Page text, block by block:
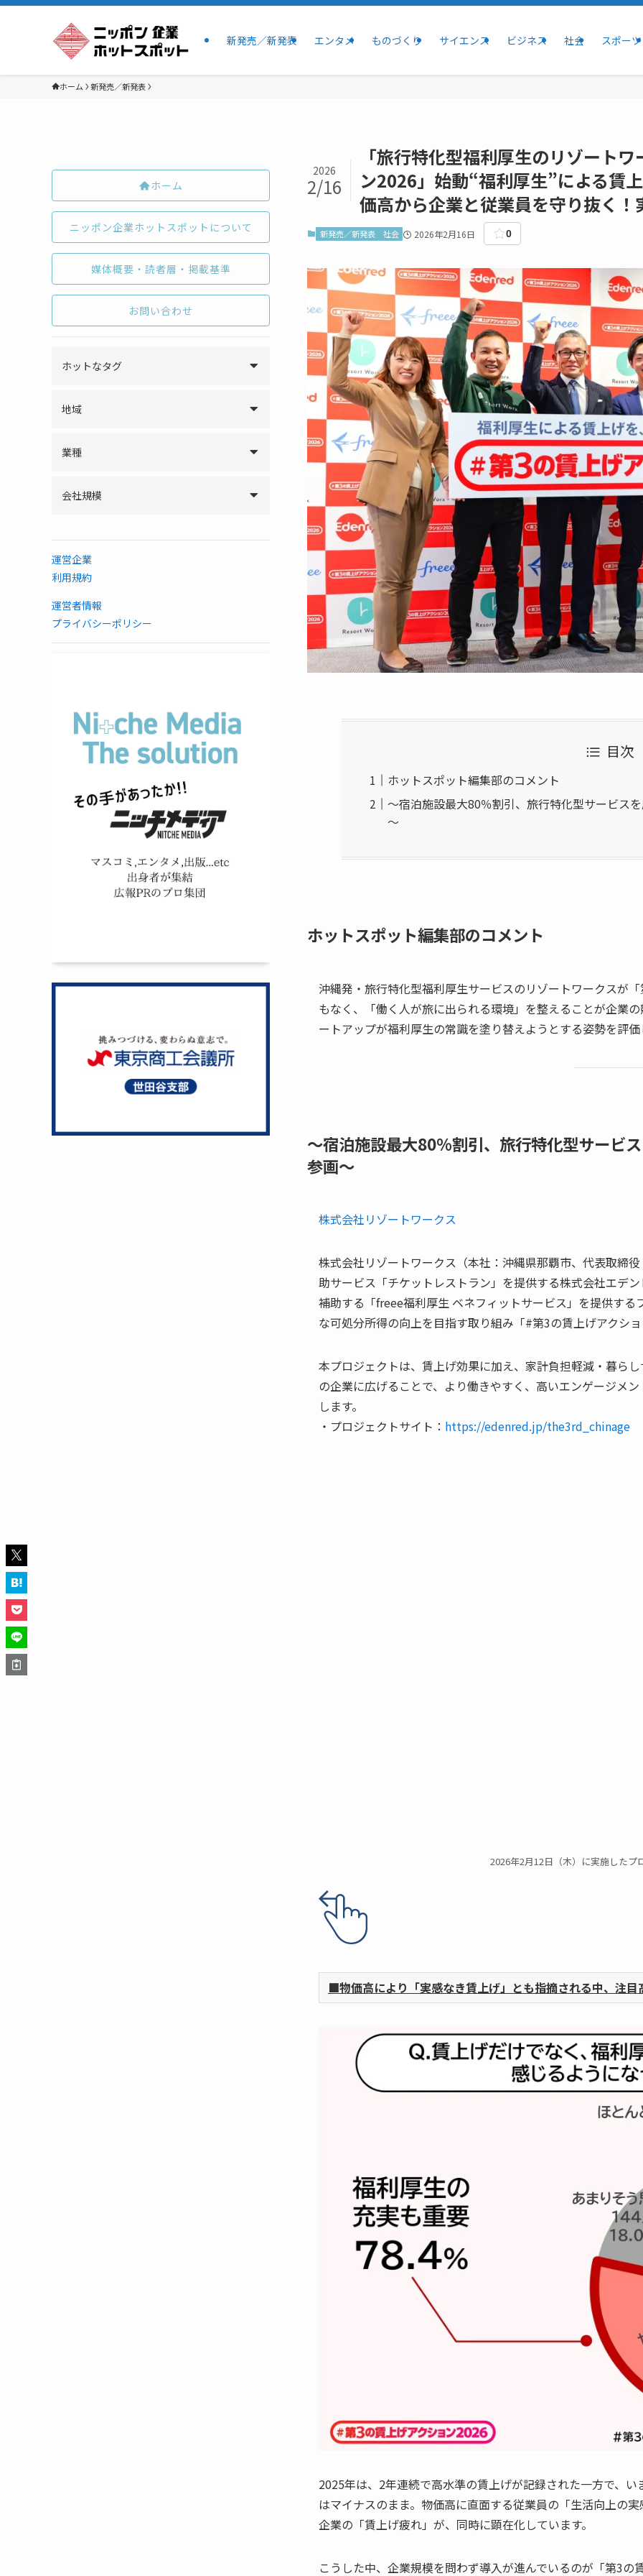
新発売／新発表 エンタメ ものづくり サイエンス ビジネス 社会 スポーツ
ホーム 新発売／新発表
「旅行特化型福利厚生のリゾート
ン2026」始動“福利厚生”による賃
価高から企業と従業員を守り抜く
2026
2/16
新発売／新発表 社会 2026年2月16日 0
目次
ホットスポット編集部のコメント
～宿泊施設最大80％割引、旅行特化型サービス
～
ホットスポット編集部のコメント
沖縄発・旅行特化型福利厚生サービスのリゾートワークスが
もなく、「働く人が旅に出られる環境」を整えることが企業
ートアップが福利厚生の常識を塗り替えようとする姿勢を評価
～宿泊施設最大80％割引、旅行特化型サービ
参画～
株式会社リゾートワークス
株式会社リゾートワークス（本社：沖縄県那覇市、代表取締
助サービス「チケットレストラン」を提供する株式会社エデ
補助する「freee福利厚生 ベネフィットサービス」を提供す
な可処分所得の向上を目指す取り組み「#第3の賃上げアクショ
本プロジェクトは、賃上げ効果に加え、家計負担軽減・暮ら
の企業に広げることで、より働きやすく、高いエンゲージメ
します。
・プロジェクトサイト： https://edenred.jp/the3rd_chinage
2026年2月12日（木）に実施したプ
■物価高により「実感なき賃上げ」とも指摘される中、注目
2025年は、2年連続で高水準の賃上げが記録された一方で、
はマイナスのまま。物価高に直面する従業員の「生活向上の
企業の「賃上げ疲れ」が、同時に顕在化しています。
こうした中、企業規模を問わず導入が進んでいるのが「第3
ホーム
ニッポン企業ホットスポットについて
媒体概要・読者層・掲載基準
お問い合わせ
ホットなタグ
地域
業種
会社規模
運営企業
利用規約
運営者情報
プライバシーポリシー